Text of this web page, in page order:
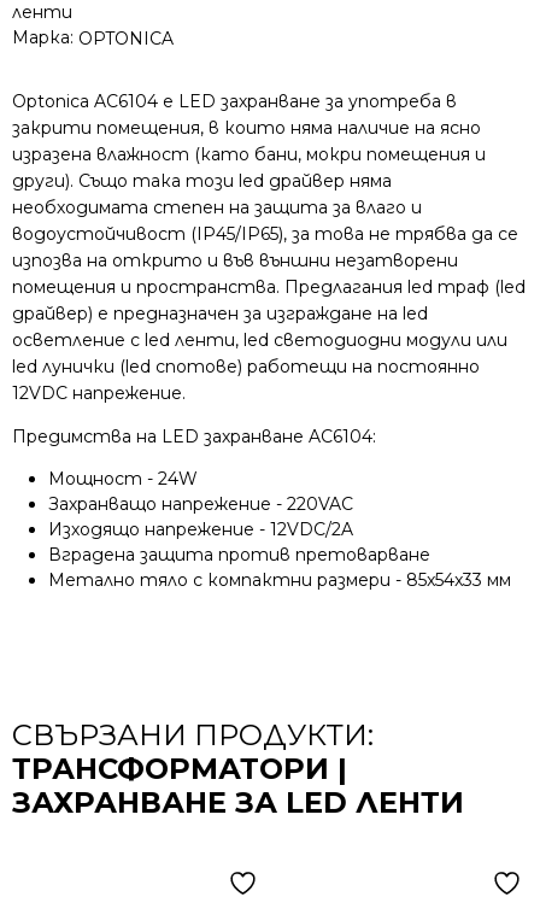
ленти
Марка: OPTONICA
Optonica AC6104 e LED захранване за употреба в
закрити помещения, в които няма наличие на ясно
изразена влажност (като бани, мокри помещения и
други). Също така този led драйвер няма
необходимата степен на защита за влаго и
водоустойчивост (IP45/IP65), за това не трябва да се
изпозва на открито и във външни незатворени
помещения и пространства. Предлагания led траф (led
драйвер) е предназначен за изграждане на led
осветление с led ленти, led светодиодни модули или
led лунички (led спотове) работещи на постоянно
12VDC напрежение.
Предимства на LED захранване AC6104:
Мощност - 24W
Захранващо напрежение - 220VAC
Изходящо напрежение - 12VDC/2A
Вградена защита против претоварване
Метално тяло с компактни размери - 85x54x33 мм
СВЪРЗАНИ ПРОДУКТИ:
ТРАНСФОРМАТОРИ |
ЗАХРАНВАНЕ ЗА LED ЛЕНТИ